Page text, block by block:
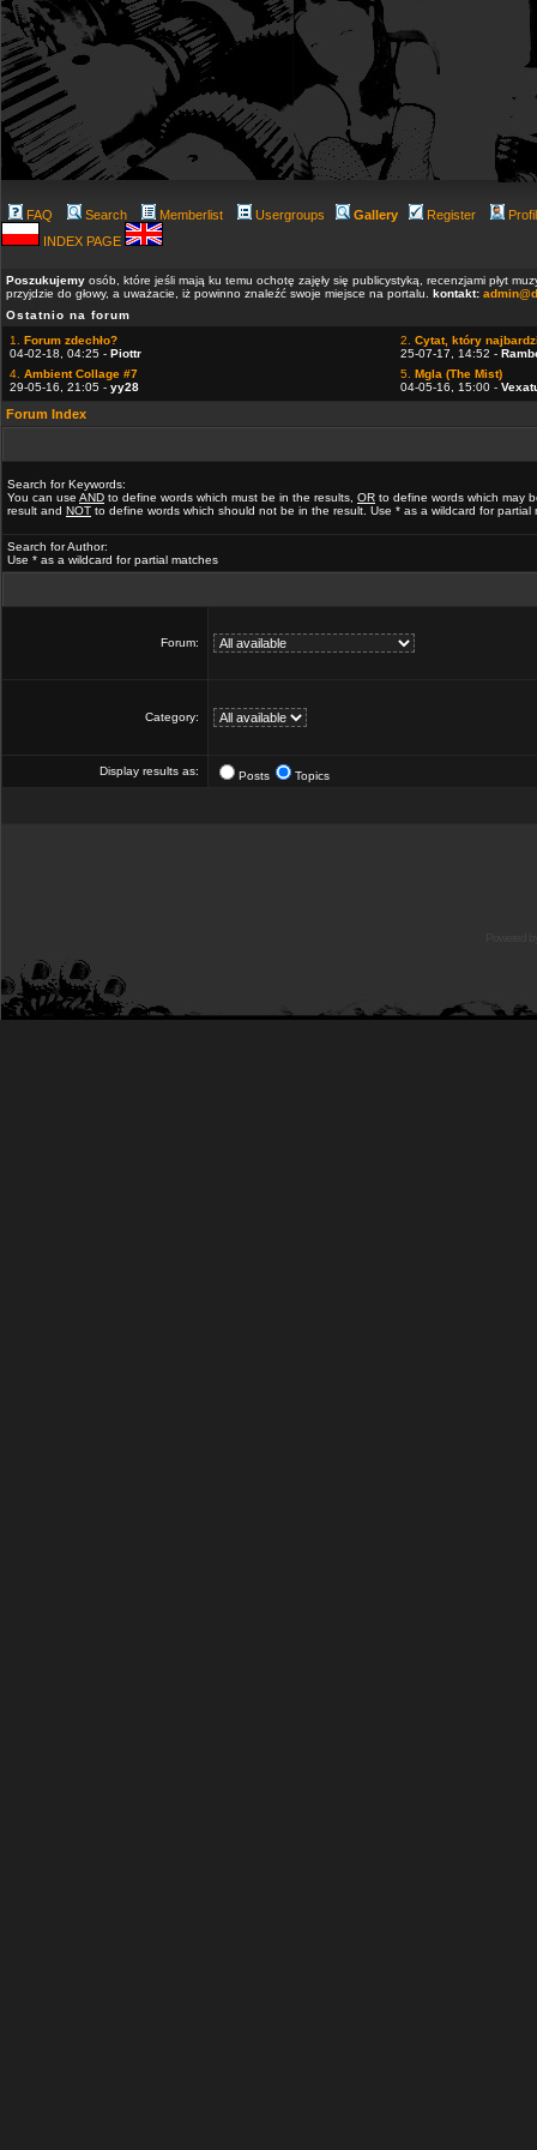
FAQ Search Memberlist Usergroups Gallery Register
INDEX PAGE
Poszukujemy osób, które jeśli mają ku temu ochotę zajęły się publicystyką, recenzjami płyt
przyjdzie do głowy, a uważacie, iż powinno znaleźć swoje miejsce na portalu. kontakt:
Ostatnio na forum
1. Forum zdechło?
04-02-18, 04:25 - Piottr
2. Cytat, który
25-07-17, 14:52 -
4. Ambient Collage #7
29-05-16, 21:05 - yy28
5. Mgla (The Mist)
04-05-16, 15:00 -
Forum Index
Search for Keywords:
You can use AND to define words which must be in the results, OR to define words which may
result and NOT to define words which should not be in the result. Use * as a wildcard for partial
Search for Author:
Use * as a wildcard for partial matches
Forum:
Category:
Display results as: Posts Topics